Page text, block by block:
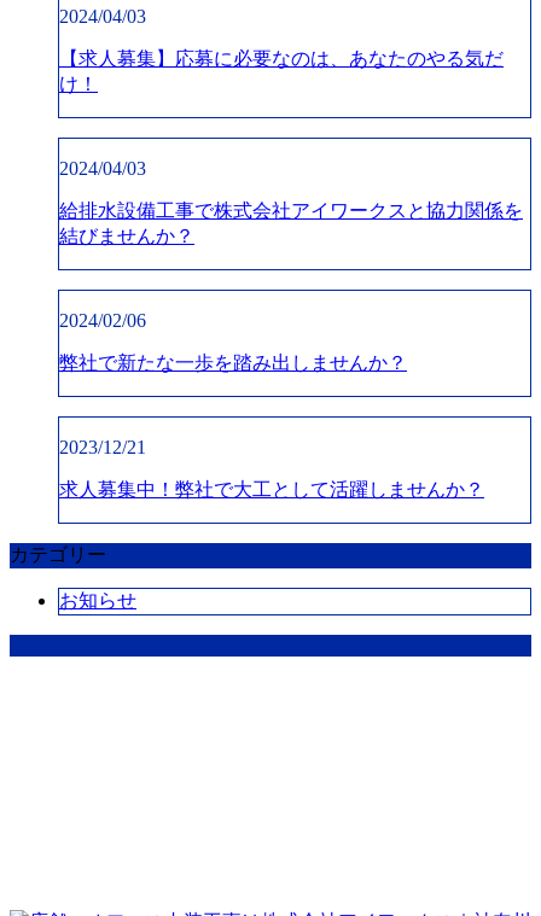
2024/04/03
【求人募集】応募に必要なのは、あなたのやる気だ
け！
2024/04/03
給排水設備工事で株式会社アイワークスと協力関係を
結びませんか？
2024/02/06
弊社で新たな一歩を踏み出しませんか？
2023/12/21
求人募集中！弊社で大工として活躍しませんか？
カテゴリー
お知らせ